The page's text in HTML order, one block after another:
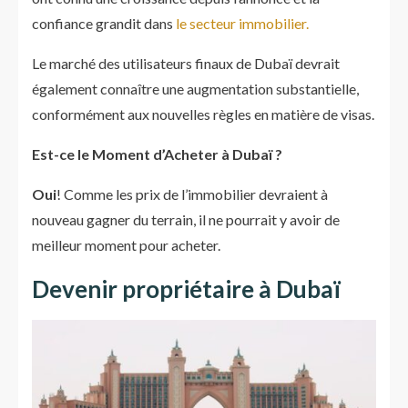
confiance grandit dans le secteur immobilier.
Le marché des utilisateurs finaux de Dubaï devrait
également connaître une augmentation substantielle,
conformément aux nouvelles règles en matière de visas.
Est-ce le Moment d’Acheter à Dubaï ?
Oui! Comme les prix de l’immobilier devraient à
nouveau gagner du terrain, il ne pourrait y avoir de
meilleur moment pour acheter.
Devenir propriétaire à Dubaï